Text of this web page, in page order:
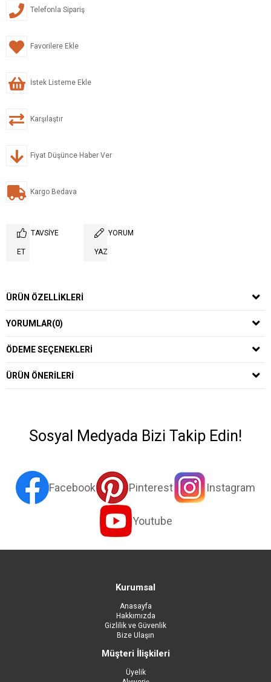
Telefonla Sipariş
Favorilere Ekle
İstek Listeme Ekle
Karşılaştır
Fiyat Düşünce Haber Ver
Kargo Bedava
TAVSIYE
ET
YORUM
YAZ
ÜRÜN ÖZELLIKLERI
YORUMLAR(0)
ÖDEME SEÇENEKLERI
ÜRÜN ÖNERILERI
Sosyal Medyada Bizi Takip Edin!
Facebook Pinterest Instagram
Youtube
Kurumsal
Anasayfa
Hakkımızda
Gizlilik ve Güvenlik
Bize Ulaşın
Müşteri İlişkileri
Üyelik